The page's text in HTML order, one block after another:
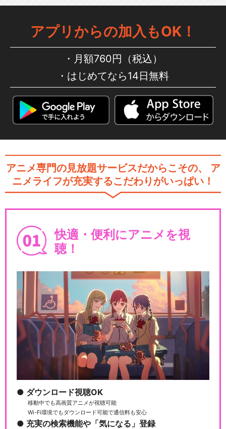
アプリからの加入もOK！
月額760円（税込）
はじめてなら14日無料
アニメ専門の見放題サービスだからこその、
ア
ニメライフが充実するこだわりがいっぱい！
快適・便利にアニメを視
聴！
ダウンロード視聴OK
移動中でも高画質アニメが視聴可能
Wi-Fi環境でもダウンロード可能で通信料も安心
充実の検索機能や「気になる」登録